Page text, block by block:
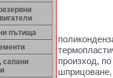
пътища
сапани
произход,
шприцоване,